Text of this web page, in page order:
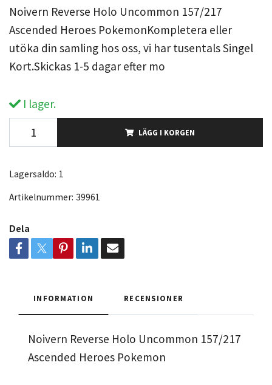
Noivern Reverse Holo Uncommon 157/217
Ascended Heroes PokemonKompletera eller
utöka din samling hos oss, vi har tusentals Singel
Kort.Skickas 1-5 dagar efter mo
I lager.
LÄGG I KORGEN
Lagersaldo: 1
Artikelnummer: 39961
Dela
INFORMATION RECENSIONER
Noivern Reverse Holo Uncommon 157/217
Ascended Heroes Pokemon